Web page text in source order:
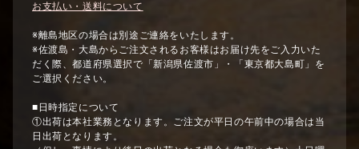
お支払い・送料について
※離島地区の場合は別途ご連絡をいたします。
※佐渡島・大島からご注文されるお客様はお届け先をご入力いた
だく際、都道府県選択で「新潟県佐渡市」・「東京都大島町」を
ご選択ください。
■日時指定について
①出荷は本社業務となります。ご注文が平日の午前中の場合は当
日出荷となります。